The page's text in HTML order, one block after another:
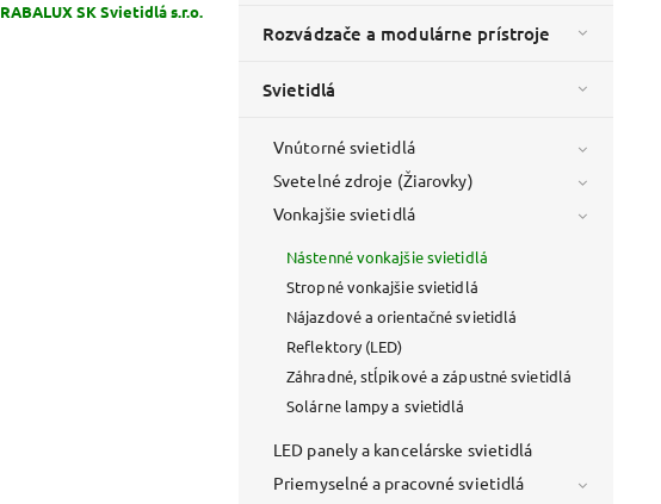
Rozvádzače a modulárne prístroje
Svietidlá
Vnútorné svietidlá
Svetelné zdroje (Žiarovky)
Vonkajšie svietidlá
Nástenné vonkajšie svietidlá
Stropné vonkajšie svietidlá
Nájazdové a orientačné svietidlá
Reflektory (LED)
Záhradné, stĺpikové a zápustné svietidlá
Solárne lampy a svietidlá
LED panely a kancelárske svietidlá
Priemyselné a pracovné svietidlá
RABALUX SK Svietidlá s.r.o.